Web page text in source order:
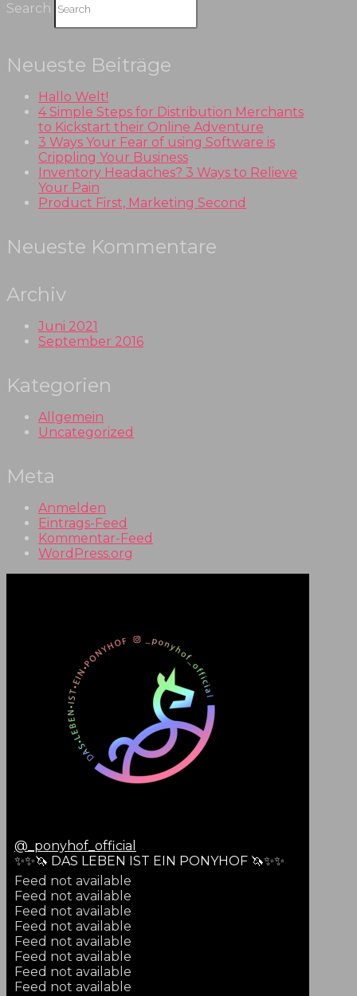
Search
Neueste Beiträge
Hallo Welt!
4 Simple Steps for Distribution Merchants
to Kickstart their Online Adventure
3 Ways Your Fear of using Software is
Crippling Your Business
Inventory Headaches? 3 Ways to Relieve
Your Pain
Product First, Marketing Second
Neueste Kommentare
Archiv
Juni 2021
September 2016
Kategorien
Allgemein
Uncategorized
Meta
Anmelden
Eintrags-Feed
Kommentar-Feed
WordPress.org
@ _ponyhof_official
✨✨🦄 DAS LEBEN IST EIN PONYHOF 🦄✨✨
Feed not available
Feed not available
Feed not available
Feed not available
Feed not available
Feed not available
Feed not available
Feed not available